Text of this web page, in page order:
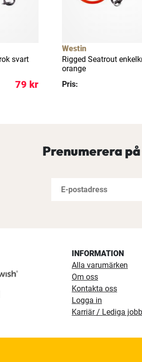
svart
79 kr
Westin
Rigged Seatrout
orange
Pris:
Prenumerera
INFORMATION
Alla varumärken
Om oss
Kontakta oss
Logga in
Karriär / Lediga jobb